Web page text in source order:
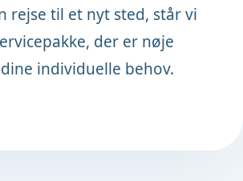
rejse til et nyt sted, står vi
der er nøje
individuelle behov.